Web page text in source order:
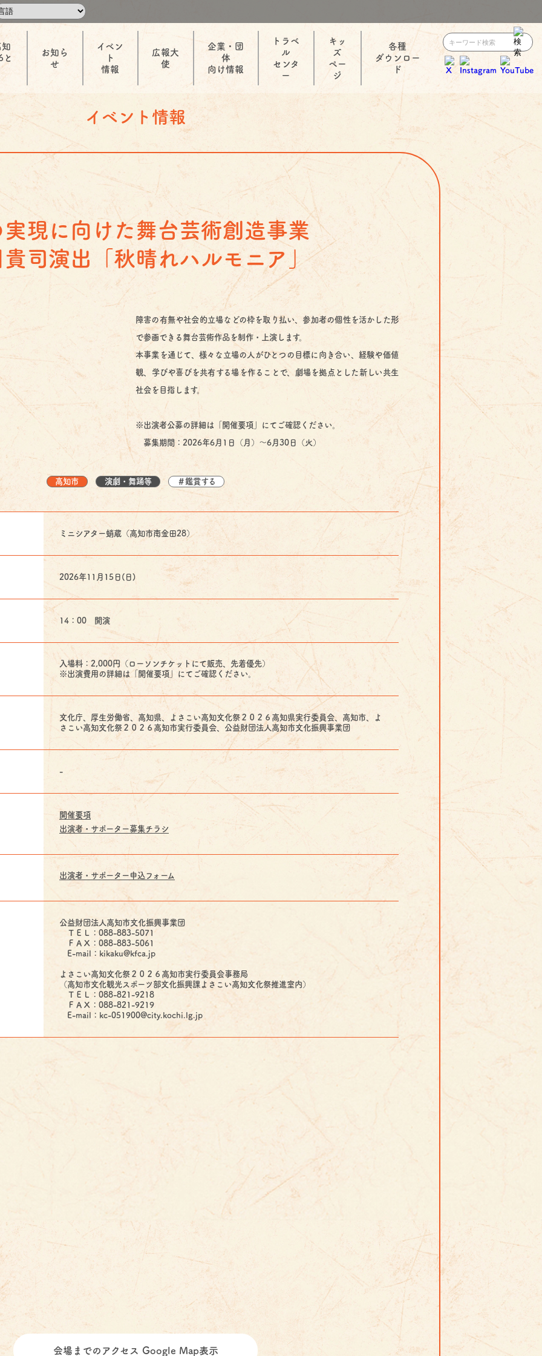
と
お知ら
せ
イベン
ト
情報
広報大
使
企業・団
体
向け情報
トラベ
ル
センタ
ー
キッ
ズ
ペー
ジ
各種
ダウンロー
ド
イベント情報
実現に向けた舞台芸術創造事業
貴司演出「秋晴れハルモニア」
障害の有無や社会的立場などの枠を取り払い、参加者の個性を活かした形
で参画できる舞台芸術作品を制作・上演します。
本事業を通じて、様々な立場の人がひとつの目標に向き合い、経験や価値
観、学びや喜びを共有する場を作ることで、劇場を拠点とした新しい共生
社会を目指します。
※出演者公募の詳細は「開催要項」にてご確認ください。
募集期間：2026年6月1日（月）～6月30日（火）
高知市 演劇・舞踊等 ＃鑑賞する
ミニシアター蛸蔵（高知市南金田28）
2026年11月15日(日)
14：00 開演
入場料：2,000円（ローソンチケットにて販売、先着優先）
※出演費用の詳細は「開催要項」にてご確認ください。
文化庁、厚生労働省、高知県、よさこい高知文化祭２０２６高知県実行委員会、高知市、よ
さこい高知文化祭２０２６高知市実行委員会、公益財団法人高知市文化振興事業団
-
開催要項
出演者・サポーター募集チラシ
出演者・サポーター申込フォーム
公益財団法人高知市文化振興事業団
ＴＥＬ：088-883-5071
ＦＡＸ：088-883-5061
E-mail：kikaku@kfca.jp
よさこい高知文化祭２０２６高知市実行委員会事務局
（高知市文化観光スポーツ部文化振興課よさこい高知文化祭推進室内）
ＴＥＬ：088-821-9218
ＦＡＸ：088-821-9219
E-mail：kc-051900@city.kochi.lg.jp
会場までのアクセス Google Map表示